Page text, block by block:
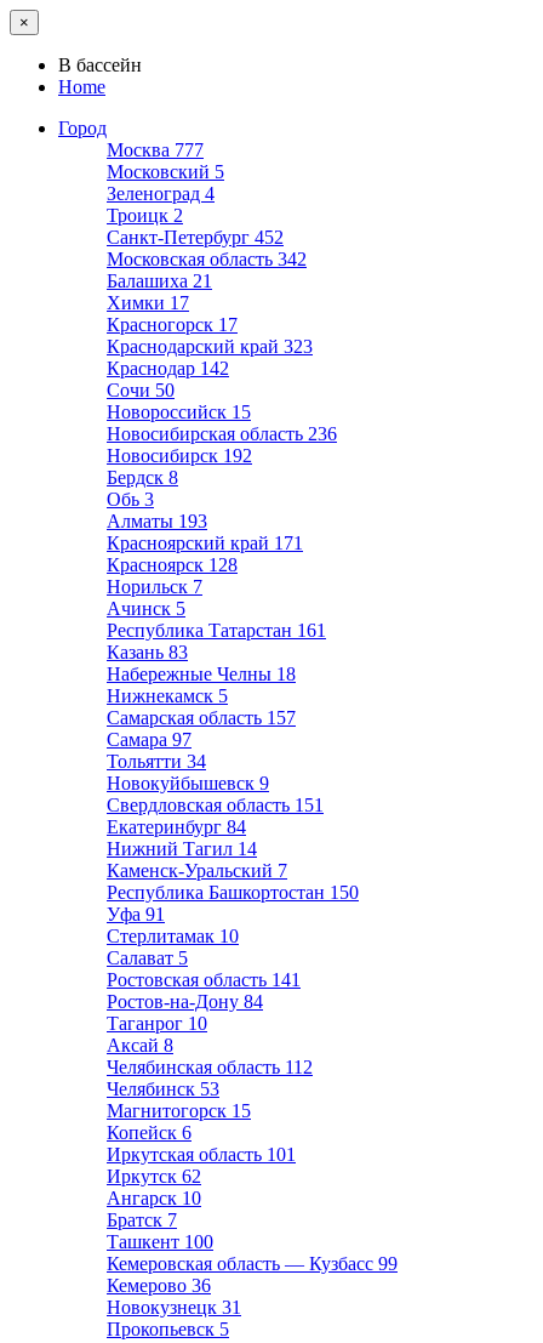
×
В бассейн
Home
Город
Москва 777
Московский 5
Зеленоград 4
Троицк 2
Санкт-Петербург 452
Московская область 342
Балашиха 21
Химки 17
Красногорск 17
Краснодарский край 323
Краснодар 142
Сочи 50
Новороссийск 15
Новосибирская область 236
Новосибирск 192
Бердск 8
Обь 3
Алматы 193
Красноярский край 171
Красноярск 128
Норильск 7
Ачинск 5
Республика Татарстан 161
Казань 83
Набережные Челны 18
Нижнекамск 5
Самарская область 157
Самара 97
Тольятти 34
Новокуйбышевск 9
Свердловская область 151
Екатеринбург 84
Нижний Тагил 14
Каменск-Уральский 7
Республика Башкортостан 150
Уфа 91
Стерлитамак 10
Салават 5
Ростовская область 141
Ростов-на-Дону 84
Таганрог 10
Аксай 8
Челябинская область 112
Челябинск 53
Магнитогорск 15
Копейск 6
Иркутская область 101
Иркутск 62
Ангарск 10
Братск 7
Ташкент 100
Кемеровская область — Кузбасс 99
Кемерово 36
Новокузнецк 31
Прокопьевск 5